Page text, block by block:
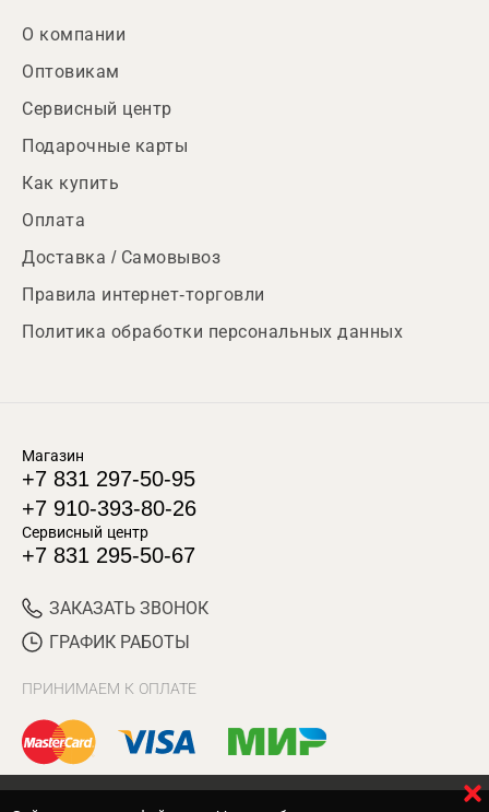
О компании
Оптовикам
Сервисный центр
Подарочные карты
Как купить
Оплата
Доставка / Самовывоз
Правила интернет-торговли
Политика обработки персональных данных
Магазин
+7 831 297-50-95
+7 910-393-80-26
Сервисный центр
+7 831 295-50-67
ЗАКАЗАТЬ ЗВОНОК
ГРАФИК РАБОТЫ
ПРИНИМАЕМ К ОПЛАТЕ